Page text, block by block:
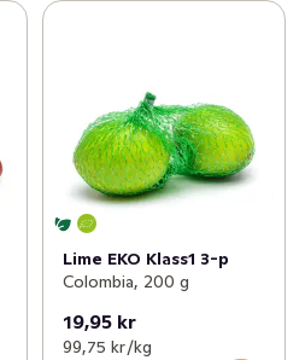
Lime EKO Klass1 3-p
Colombia, 200 g
19,95 kr
99,75 kr /kg